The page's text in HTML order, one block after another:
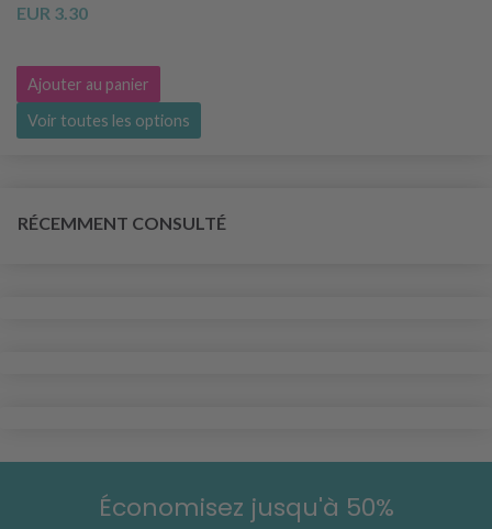
EUR 3.30
Ajouter au panier
Voir toutes les options
RÉCEMMENT CONSULTÉ
Économisez jusqu'à 50%